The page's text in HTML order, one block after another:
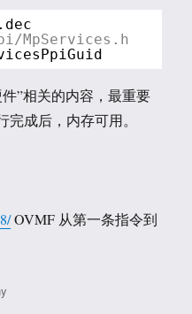
MpServices.h
件”相关的内容，最重要
成后，内存可用。
OVMF 从第一条指令到